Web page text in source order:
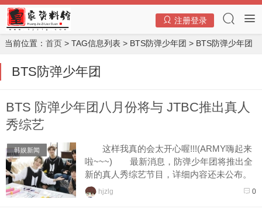
注册登录
当前位置： 首页 > TAG信息列表 > BTS防弹少年团 > BTS防弹少年团
BTS防弹少年团
BTS 防弹少年团八月份将与 JTBC推出真人
秀综艺
韩娱新闻
这样我真的会太开心喔!!!(ARMY嗨起来
啦~~~) 最新消息，防弹少年团将推出全
新的真人秀综艺节目，详细内容还未公布。
就在今天早上的新闻报导中，根据电视
台的相关人士透...
0
hjzlg